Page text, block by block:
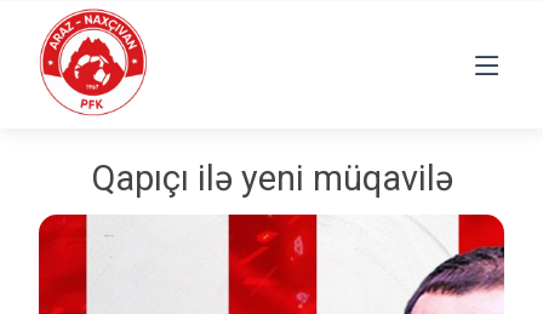
Qapıçı ilə yeni müqavilə